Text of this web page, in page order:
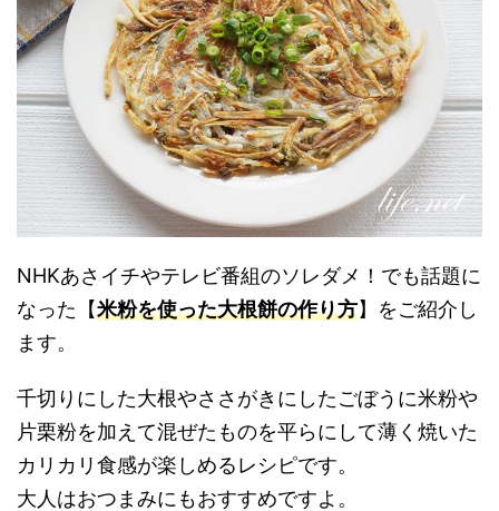
NHKあさイチやテレビ番組のソレダメ！でも話題に
なった【米粉を使った大根餅の作り方】をご紹介し
ます。
千切りにした大根やささがきにしたごぼうに米粉や
片栗粉を加えて混ぜたものを平らにして薄く焼いた
カリカリ食感が楽しめるレシピです。
大人はおつまみにもおすすめですよ。